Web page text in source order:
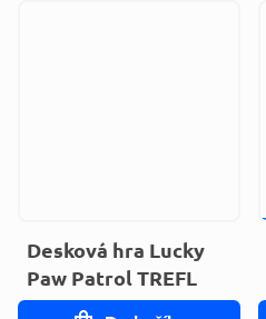
Desková hra Lucky
Paw Patrol TREFL